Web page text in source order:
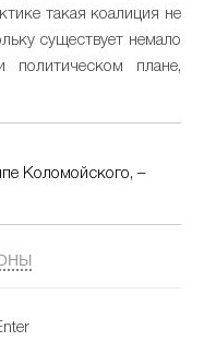
такая коалиция не
существует немало
политическом плане,
Коломойского, –